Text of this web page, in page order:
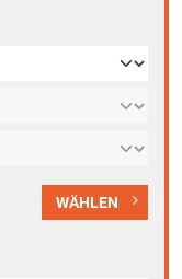
WÄHLEN